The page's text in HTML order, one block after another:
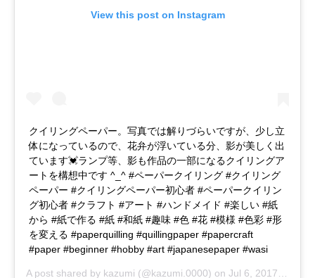
View this post on Instagram
クイリングペーパー。写真では解りづらいですが、少し立
体になっているので、花弁が浮いている分、影が美しく出
ています💓ランプ等、影も作品の一部になるクイリングア
ートを構想中です ^_^ #ペーパークイリング #クイリング
ペーパー #クイリングペーパー初心者 #ペーパークイリン
グ初心者 #クラフト #アート #ハンドメイド #楽しい #紙
から #紙で作る #紙 #和紙 #趣味 #色 #花 #模様 #色彩 #形
を変える #paperquilling #quillingpaper #papercraft
#paper #beginner #hobby #art #japanesepaper #wasi
A post shared by kazumi (@kazumi.0000) on Jul 6, 2017 at 2:21pm PDT